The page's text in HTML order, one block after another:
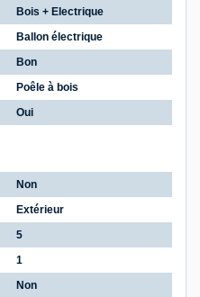
Bois + Electrique
Ballon électrique
Bon
Poêle à bois
Oui
Non
Extérieur
5
1
Non